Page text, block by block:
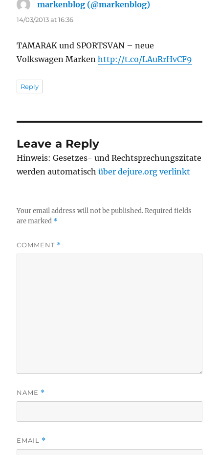
markenblog (@markenblog)
14/03/2013 at 16:36
TAMARAK und SPORTSVAN – neue
Volkswagen Markenhttp://t.co/LAuRrHvCF9
Reply
Leave a Reply
Hinweis: Gesetzes- und Rechtsprechungszitate
werden automatischüber dejure.org verlinkt
Your email address will not be published. Required fields
are marked *
COMMENT *
NAME *
EMAIL *